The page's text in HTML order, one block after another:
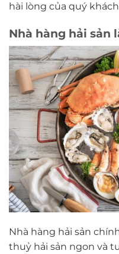
hài lòng của quý
Nhà hàng hải sản
Nhà hàng hải sản
thuỷ hải sản ngon và